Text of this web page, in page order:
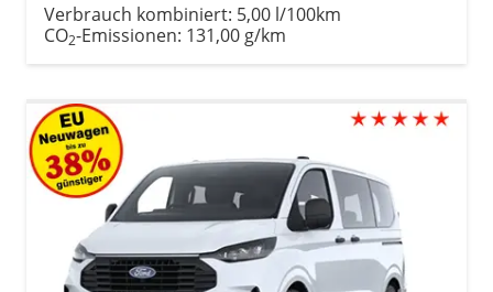
Verbrauch kombiniert: 5,00 l/100km
CO2-Emissionen: 131,00 g/km